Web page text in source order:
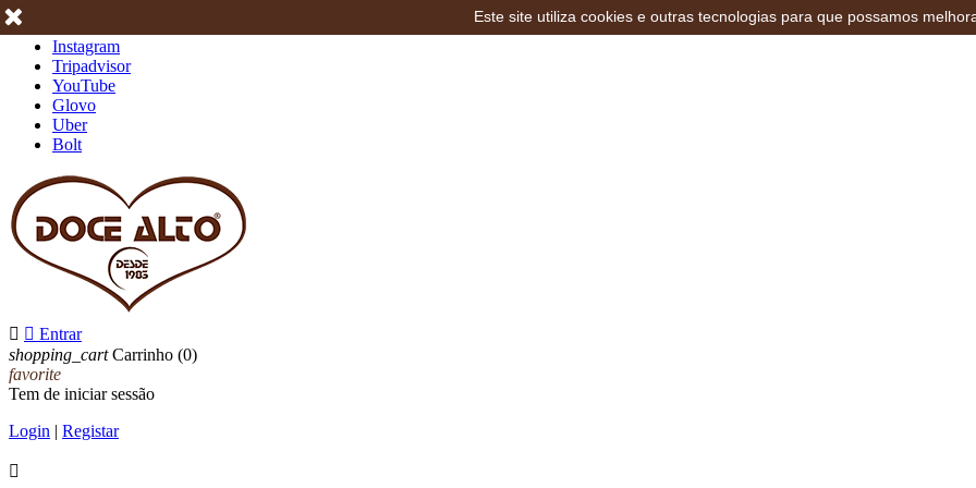
Instagram
Tripadvisor
YouTube
Glovo
Uber
Bolt
  Entrar
shopping_cart Carrinho (0)
favorite
Tem de iniciar sessão
Login | Registar

Este site utiliza cookies e outras tecnologias para que possamos